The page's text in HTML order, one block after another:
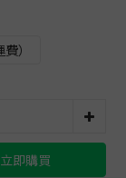
）
立即購買